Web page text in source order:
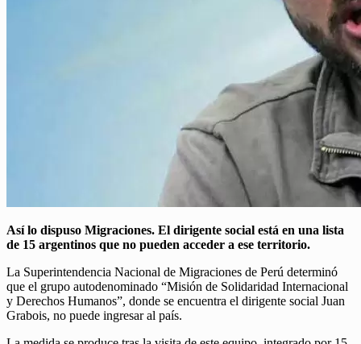
Así lo dispuso Migraciones. El dirigente social está en una lista
de 15 argentinos que no pueden acceder a ese territorio.
La Superintendencia Nacional de Migraciones de Perú determinó
que el grupo autodenominado “Misión de Solidaridad Internacional
y Derechos Humanos”, donde se encuentra el dirigente social Juan
Grabois, no puede ingresar al país.